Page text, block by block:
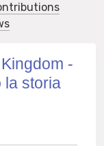
-
la storia